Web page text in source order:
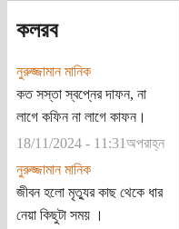
কলরব
নুরুজ্জামান মানিক
কত সস্তা স্বপ্নের দাফন, না
লাগে কফিন না লাগে কাফন।
18/11/2024 - 11:31অপরাহ্ন
নুরুজ্জামান মানিক
জীবন হলো মৃত্যুর কাছ থেকে ধার
নেয়া কিছুটা সময় ।